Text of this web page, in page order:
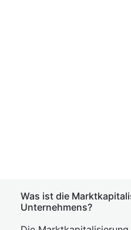
Was ist die
Unternehmens?